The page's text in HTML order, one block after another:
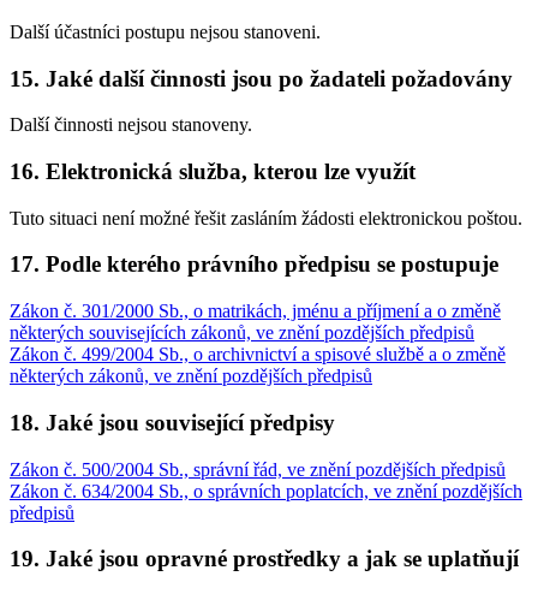
Další účastníci postupu nejsou stanoveni.
15. Jaké další činnosti jsou po žadateli požadovány
Další činnosti nejsou stanoveny.
16. Elektronická služba, kterou lze využít
Tuto situaci není možné řešit zasláním žádosti elektronickou poštou.
17. Podle kterého právního předpisu se postupuje
Zákon č. 301/2000 Sb., o matrikách, jménu a příjmení a o změně
některých souvisejících zákonů, ve znění pozdějších předpisů
Zákon č. 499/2004 Sb., o archivnictví a spisové službě a o změně
některých zákonů, ve znění pozdějších předpisů
18. Jaké jsou související předpisy
Zákon č. 500/2004 Sb., správní řád, ve znění pozdějších předpisů
Zákon č. 634/2004 Sb., o správních poplatcích, ve znění pozdějších
předpisů
19. Jaké jsou opravné prostředky a jak se uplatňují